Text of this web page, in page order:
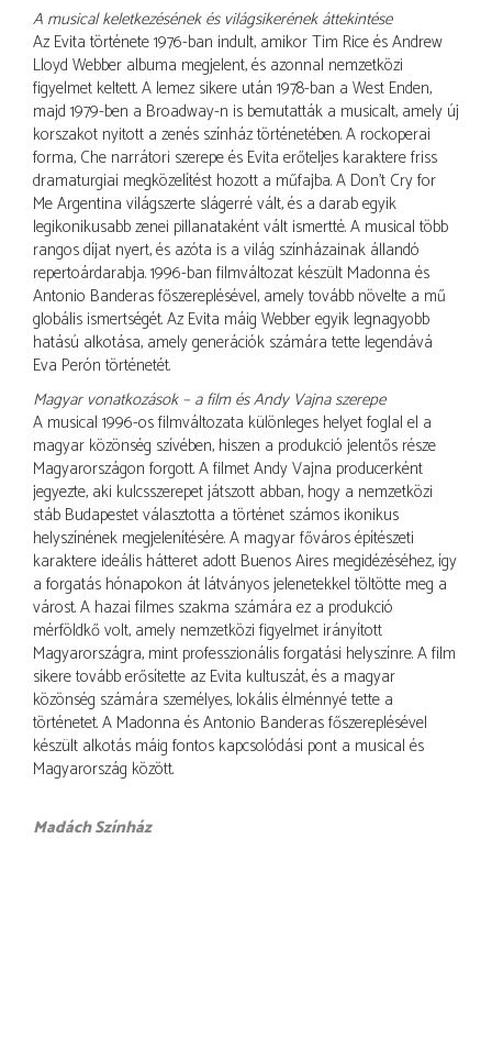
A musical keletkezésének és világsikerének áttekintése
Az Evita története 1976-ban indult, amikor Tim Rice és Andrew
Lloyd Webber albuma megjelent, és azonnal nemzetközi
figyelmet keltett. A lemez sikere után 1978-ban a West Enden,
majd 1979-ben a Broadway-n is bemutatták a musicalt, amely új
korszakot nyitott a zenés színház történetében. A rockoperai
forma, Che narrátori szerepe és Evita erőteljes karaktere friss
dramaturgiai megközelítést hozott a műfajba. A Don’t Cry for
Me Argentina világszerte slágerré vált, és a darab egyik
legikonikusabb zenei pillanataként vált ismertté. A musical több
rangos díjat nyert, és azóta is a világ színházainak állandó
repertoárdarabja. 1996-ban filmváltozat készült Madonna és
Antonio Banderas főszereplésével, amely tovább növelte a mű
globális ismertségét. Az Evita máig Webber egyik legnagyobb
hatású alkotása, amely generációk számára tette legendává
Eva Perón történetét.
Magyar vonatkozások – a film és Andy Vajna szerepe
A musical 1996-os filmváltozata különleges helyet foglal el a
magyar közönség szívében, hiszen a produkció jelentős része
Magyarországon forgott. A filmet Andy Vajna producerként
jegyezte, aki kulcsszerepet játszott abban, hogy a nemzetközi
stáb Budapestet választotta a történet számos ikonikus
helyszínének megjelenítésére. A magyar főváros építészeti
karaktere ideális hátteret adott Buenos Aires megidézéséhez, így
a forgatás hónapokon át látványos jelenetekkel töltötte meg a
várost. A hazai filmes szakma számára ez a produkció
mérföldkő volt, amely nemzetközi figyelmet irányított
Magyarországra, mint professzionális forgatási helyszínre. A film
sikere tovább erősítette az Evita kultuszát, és a magyar
közönség számára személyes, lokális élménnyé tette a
történetet. A Madonna és Antonio Banderas főszereplésével
készült alkotás máig fontos kapcsolódási pont a musical és
Magyarország között.
Madách Színház